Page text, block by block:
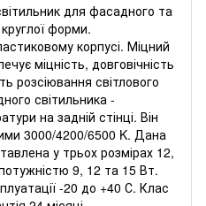
для фасадного та
круглої форми.
корпусі. Міцний
міцність, довговічність
розсіювання світлового
світильника -
на задній стінці. Він
3000/4200/6500 K. Дана
у трьох розмірах 12,
9, 12 та 15 Вт.
-20 до +40 С. Клас